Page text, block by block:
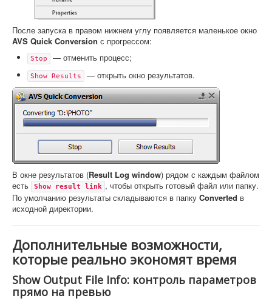
После запуска в правом нижнем углу появляется маленькое окно
AVS Quick Conversion с прогрессом:
Stop — отменить процесс;
Show Results — открыть окно результатов.
В окне результатов (Result Log window) рядом с каждым файлом
есть
Show result link , чтобы открыть готовый файл или папку.
По умолчанию результаты складываются в папку Converted в
исходной директории.
Дополнительные возможности,
которые реально экономят время
Show Output File Info: контроль параметров
прямо на превью